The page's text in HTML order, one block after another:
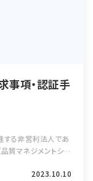
事項・認証手
する非営利法人であ
質マネジメントシス
2023.10.10